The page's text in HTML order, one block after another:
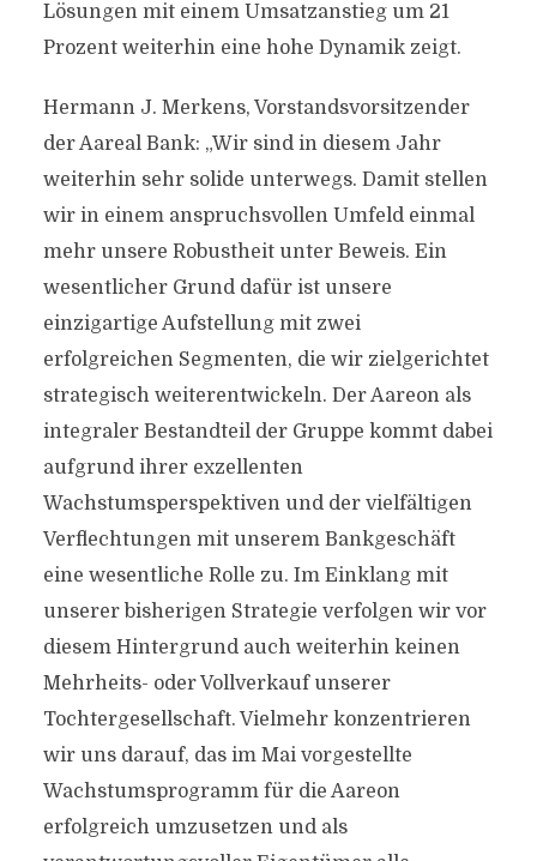
Lösungen mit einem Umsatzanstieg um 21
Prozent weiterhin eine hohe Dynamik zeigt.
Hermann J. Merkens, Vorstandsvorsitzender
der Aareal Bank: „Wir sind in diesem Jahr
weiterhin sehr solide unterwegs. Damit stellen
wir in einem anspruchsvollen Umfeld einmal
mehr unsere Robustheit unter Beweis. Ein
wesentlicher Grund dafür ist unsere
einzigartige Aufstellung mit zwei
erfolgreichen Segmenten, die wir zielgerichtet
strategisch weiterentwickeln. Der Aareon als
integraler Bestandteil der Gruppe kommt dabei
aufgrund ihrer exzellenten
Wachstumsperspektiven und der vielfältigen
Verflechtungen mit unserem Bankgeschäft
eine wesentliche Rolle zu. Im Einklang mit
unserer bisherigen Strategie verfolgen wir vor
diesem Hintergrund auch weiterhin keinen
Mehrheits- oder Vollverkauf unserer
Tochtergesellschaft. Vielmehr konzentrieren
wir uns darauf, das im Mai vorgestellte
Wachstumsprogramm für die Aareon
erfolgreich umzusetzen und als